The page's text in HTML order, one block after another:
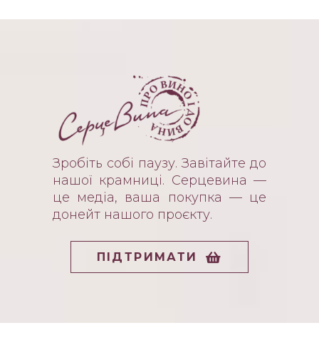
Зробіть собі паузу. Завітайте до
нашої крамниці. Серцевина —
це медіа, ваша покупка — це
донейт нашого проєкту.
ПІДТРИМАТИ